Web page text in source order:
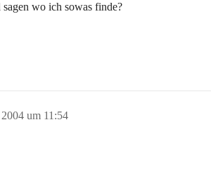
wo ich sowas finde?
um 11:54